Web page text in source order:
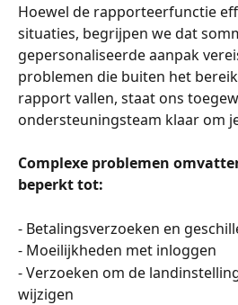
Hoewel de rapporteerfunctie
situaties, begrijpen we dat
gepersonaliseerde aanpak
problemen die buiten het
rapport vallen, staat ons
ondersteuningsteam klaar om
Complexe problemen
beperkt tot:
- Betalingsverzoeken en
- Moeilijkheden met inloggen
- Verzoeken om de
wijzigen